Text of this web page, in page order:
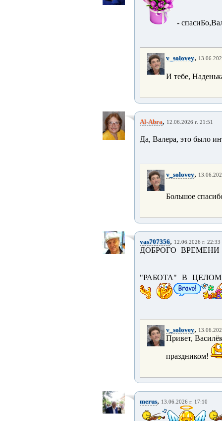
-
v_solovey,
И тебе,
Al-Abra, 12.06.2026 г. 21:51
Да, Валера, это было
v_solovey,
Большое
vas707356, 12.06.2026 г. 22:33
ДОБРОГО
"РАБОТА" В
v_solovey,
Привет,
праздником!
merus, 13.06.2026 г. 17:10